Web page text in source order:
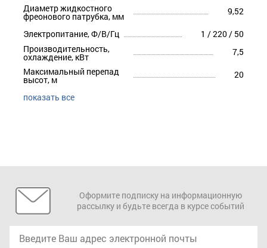
Диаметр жидкостного
фреонового патрубка, мм 9,52
Электропитание, Ф/В/Гц
1 / 220 / 50
Производительность,
охлаждение, кВт
7,5
Максимальный перепад
высот, м 20
показать все
Оформите подписку на информационную
рассылку и будьте всегда в курсе событий